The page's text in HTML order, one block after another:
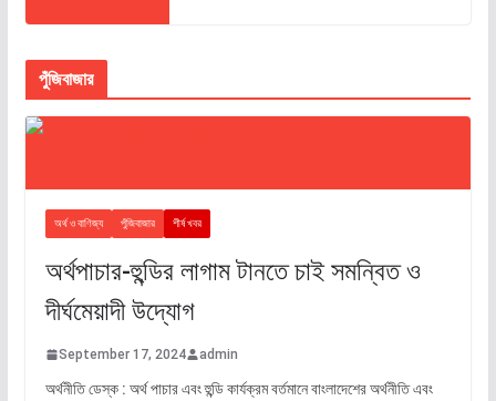
পুঁজিবাজার
অর্থ ও বাণিজ্য পুঁজিবাজার শীর্ষ খবর
অর্থপাচার-হুন্ডির লাগাম টানতে চাই সমন্বিত ও
দীর্ঘমেয়াদী উদ্যোগ
September 17, 2024 admin
অর্থনীতি ডেস্ক : অর্থ পাচার এবং হুন্ডি কার্যক্রম বর্তমানে বাংলাদেশের অর্থনীতি এবং